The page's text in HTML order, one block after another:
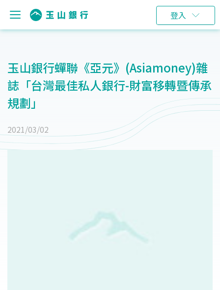
登入
玉山銀行蟬聯《亞元》(Asiamoney)雜
誌「台灣最佳私人銀行-財富移轉暨傳承
規劃」
2021/03/02